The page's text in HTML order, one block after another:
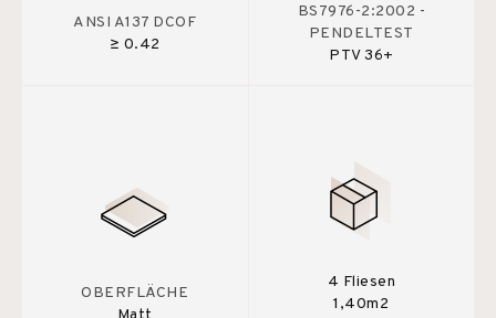
ANSI A137 DCOF
≥ 0.42
BS7976-2:2002 -
PENDELTEST
PTV 36+
OBERFLÄCHE
4 Fliesen
1,40m2